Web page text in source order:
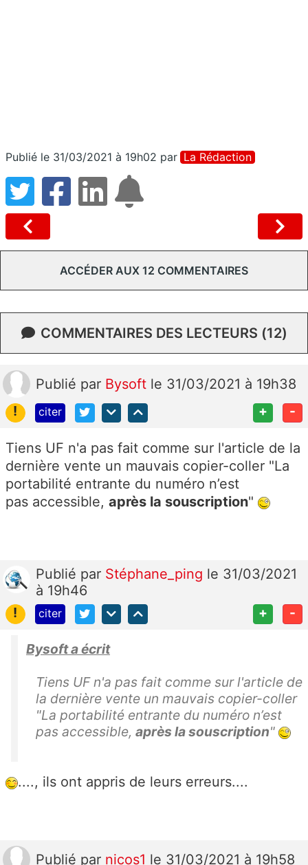
Publié le 31/03/2021 à 19h02 par La Rédaction
ACCÉDER AUX 12 COMMENTAIRES
COMMENTAIRES DES LECTEURS (12)
Publié par Bysoft le 31/03/2021 à 19h38
!
citer + -
Tiens UF n'a pas fait comme sur l'article de la
dernière vente un mauvais copier-coller "La
portabilité entrante du numéro n’est
pas accessible, après la souscription"
Publié par Stéphane_ping le 31/03/2021
à 19h46
!
citer + -
Bysoft a écrit
Tiens UF n'a pas fait comme sur l'article de
la dernière vente un mauvais copier-coller
"La portabilité entrante du numéro n’est
pas accessible, après la souscription"
...., ils ont appris de leurs erreurs....
Publié par nicos1 le 31/03/2021 à 19h58